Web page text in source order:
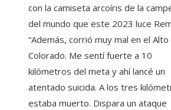
con la camiseta arcoíris de la
del mundo que este 2023 luce
“Además, corrió muy mal en el Alto
Colorado. Me sentí fuerte a 10
kilómetros del meta y ahí lancé un
atentado suicida. A los tres
estaba muerto. Dispara un ataque